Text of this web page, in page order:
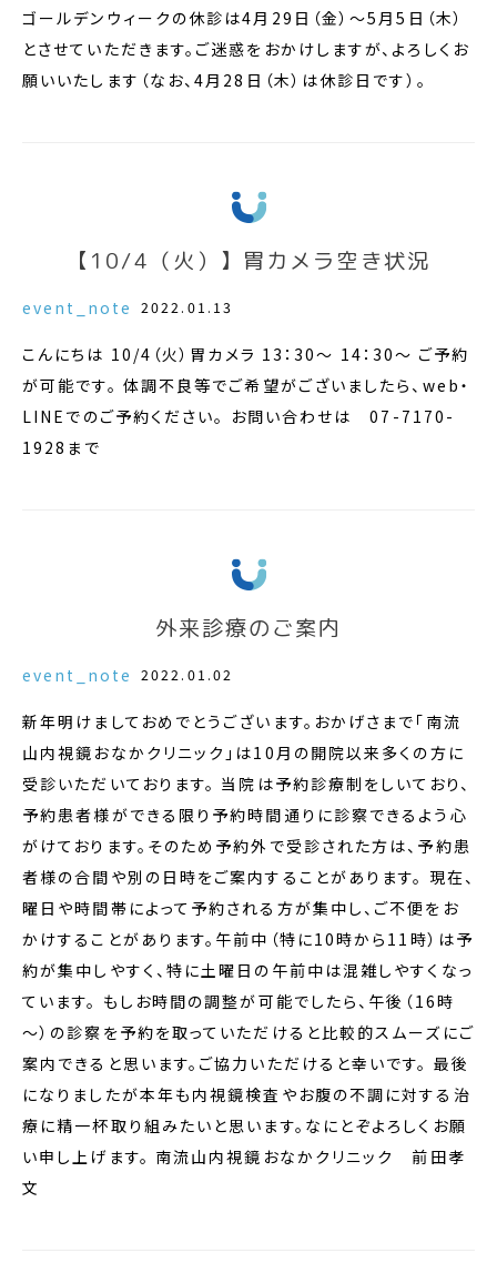
ゴールデンウィークの休診は4月29日（金）～5月5日（木）
とさせていただきます。ご迷惑をおかけしますが、よろしくお
願いいたします（なお、4月28日（木）は休診日です）。
【10/4（火）】胃カメラ空き状況
event_note 2022.01.13
こんにちは 10/4（火）胃カメラ 13：30～ 14：30～ ご予約
が可能です。 体調不良等でご希望がございましたら、web・
LINEでのご予約ください。 お問い合わせは 07-7170-
1928まで
外来診療のご案内
event_note 2022.01.02
新年明けましておめでとうございます。おかげさまで「南流
山内視鏡おなかクリニック」は10月の開院以来多くの方に
受診いただいております。 当院は予約診療制をしいており、
予約患者様ができる限り予約時間通りに診察できるよう心
がけております。そのため予約外で受診された方は、予約患
者様の合間や別の日時をご案内することがあります。 現在、
曜日や時間帯によって予約される方が集中し、ご不便をお
かけすることがあります。午前中（特に10時から11時）は予
約が集中しやすく、特に土曜日の午前中は混雑しやすくなっ
ています。 もしお時間の調整が可能でしたら、午後（16時
～）の診察を予約を取っていただけると比較的スムーズにご
案内できると思います。ご協力いただけると幸いです。 最後
になりましたが本年も内視鏡検査やお腹の不調に対する治
療に精一杯取り組みたいと思います。なにとぞよろしくお願
い申し上げます。 南流山内視鏡おなかクリニック 前田孝
文